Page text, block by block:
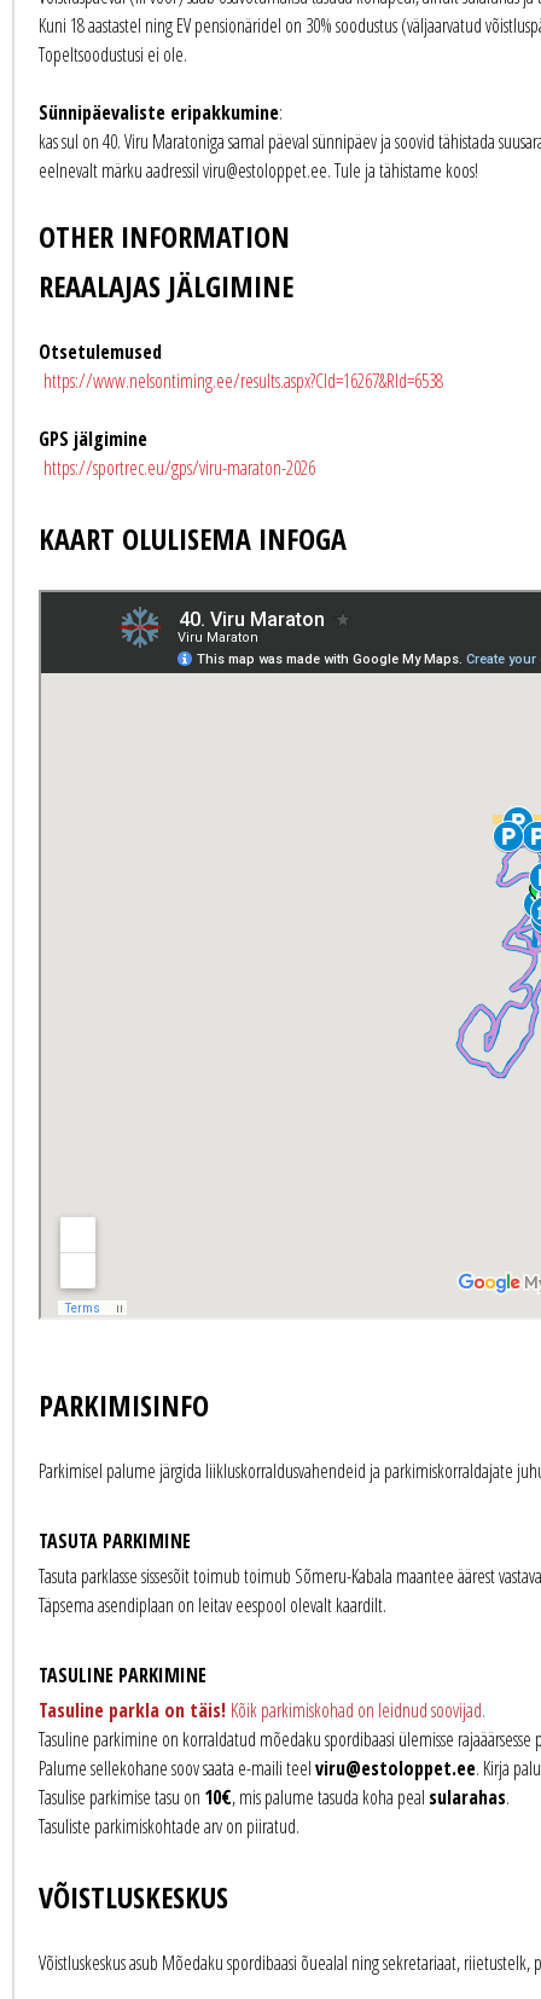
Kuni 18 aastastel ning EV pensionäridel on 30% soodustus (väljaarvatud
Topeltsoodustusi ei ole.
Sünnipäevaliste eripakkumine:
kas sul on 40. Viru Maratoniga samal päeval sünnipäev ja soovid tähistada
eelnevalt märku aadressil viru@estoloppet.ee. Tule ja tähistame koos!
OTHER INFORMATION
REAALAJAS JÄLGIMINE
Otsetulemused
https://www.nelsontiming.ee/results.aspx?CId=16267&RId=6538
GPS jälgimine
https://sportrec.eu/gps/viru-maraton-2026
KAART OLULISEMA INFOGA
PARKIMISINFO
Parkimisel palume järgida liikluskorraldusvahendeid ja parkimiskorraldajate
TASUTA PARKIMINE
Tasuta parklasse sissesõit toimub toimub Sõmeru-Kabala maantee äärest
Täpsema asendiplaan on leitav eespool olevalt kaardilt.
TASULINE PARKIMINE
Tasuline parkla on täis! Kõik parkimiskohad on leidnud soovijad.
Tasuline parkimine on korraldatud mõedaku spordibaasi ülemisse
Palume sellekohane soov saata e-maili teelviru@estoloppet.ee. Kirja
Tasulise parkimise tasu on 10€, mis palume tasuda koha peal sularahas.
Tasuliste parkimiskohtade arv on piiratud.
VÕISTLUSKESKUS
Võistluskeskus asub Mõedaku spordibaasi õuealal ning sekretariaat,